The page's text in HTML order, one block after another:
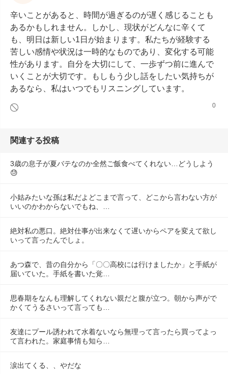
辛いことがあると、時間が過ぎるのが遅く感じることも
あるかもしれません。しかし、現状がどんなに辛くて
も、明日は新しい1日が始まります。私たちが経験する
苦しい感情や状況は一時的なものであり、変化する可能
性があります。自分を大切にして、一歩ずつ前に進んで
いくことが大切です。もしもう少し話をしたい気持ちが
あるなら、私はいつでもリスニングしています。
0
関連する投稿
3歳の息子が夏バテなのか全然ご飯食べてくれない…どうしよう
😓
小姑みたいな孫は私だよどこまで言って、どこから言わない方が
いいのかわからないでもね、…
絶対私の悪口。絶対仕事が出来なくて遅いからペアを変えて欲し
いって言ったんでしょ。
あつ森で、昔の自分から「〇〇高校には行けましたか」と手紙が
届いていた。手紙を書いた覚…
思春期をなんも理解してくれない親だと腹が立つ。朝から声がで
かくてうるさいって言っても…
友達にプール誘われて水着ないなら無理って言ったら買ってよっ
て言われた。家庭事情も知ら…
涙出てくる、、やだな